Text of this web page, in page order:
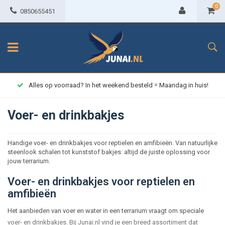
0850655451
0
Alles op voorraad? In het weekend besteld = Maandag in huis!
Voer- en drinkbakjes
Handige voer- en drinkbakjes voor reptielen en amfibieën. Van natuurlijke
steenlook schalen tot kunststof bakjes: altijd de juiste oplossing voor
jouw terrarium.
Voer- en drinkbakjes voor reptielen en
amfibieën
Het aanbieden van voer en water in een terrarium vraagt om speciale
voer- en drinkbakjes. Bij Junai.nl vind je een breed assortiment dat